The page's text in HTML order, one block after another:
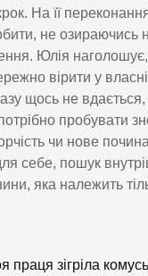
На її
не озираючись
Юлія
вірити у
щось не вдається,
пробувати
чи нове
себе, пошук
яка належить
праця зігріла